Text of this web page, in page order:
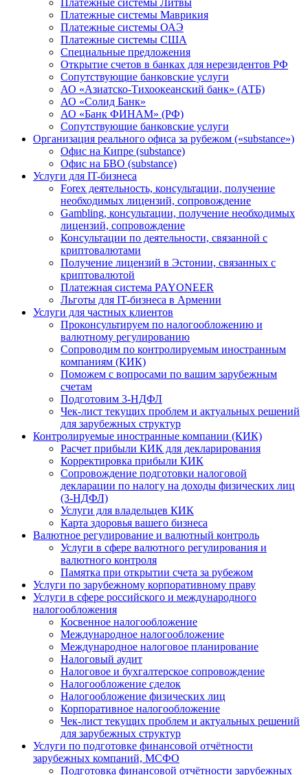
Платежные системы Литвы
Платежные системы Маврикия
Платежные системы ОАЭ
Платежные системы США
Специальные предложения
Открытие счетов в банках для нерезидентов РФ
Сопутствующие банковские услуги
АО «Азиатско-Тихоокеанский банк» (АТБ)
АО «Солид Банк»
АО «Банк ФИНАМ» (РФ)
Сопутствующие банковские услуги
Организация реального офиса за рубежом («substance»)
Офис на Кипре (substance)
Офис на БВО (substance)
Услуги для IT-бизнеса
Forex деятельность, консультации, получение
необходимых лицензий, сопровождение
Gambling, консультации, получение необходимых
лицензий, сопровождение
Консультации по деятельности, связанной с
криптовалютами
Получение лицензий в Эстонии, связанных с
криптовалютой
Платежная система PAYONEER
Льготы для IT-бизнеса в Армении
Услуги для частных клиентов
Проконсультируем по налогообложению и
валютному регулированию
Сопроводим по контролируемым иностранным
компаниям (КИК)
Поможем с вопросами по вашим зарубежным
счетам
Подготовим 3-НДФЛ
Чек-лист текущих проблем и актуальных решений
для зарубежных структур
Контролируемые иностранные компании (КИК)
Расчет прибыли КИК для декларирования
Корректировка прибыли КИК
Сопровождение подготовки налоговой
декларации по налогу на доходы физических лиц
(3-НДФЛ)
Услуги для владельцев КИК
Карта здоровья вашего бизнеса
Валютное регулирование и валютный контроль
Услуги в сфере валютного регулирования и
валютного контроля
Памятка при открытии счета за рубежом
Услуги по зарубежному корпоративному праву
Услуги в сфере российского и международного
налогообложения
Косвенное налогообложение
Международное налогообложение
Международное налоговое планирование
Налоговый аудит
Налоговое и бухгалтерское сопровождение
Налогообложение сделок
Налогообложение физических лиц
Корпоративное налогообложение
Чек-лист текущих проблем и актуальных решений
для зарубежных структур
Услуги по подготовке финансовой отчётности
зарубежных компаний, МСФО
Подготовка финансовой отчётности зарубежных